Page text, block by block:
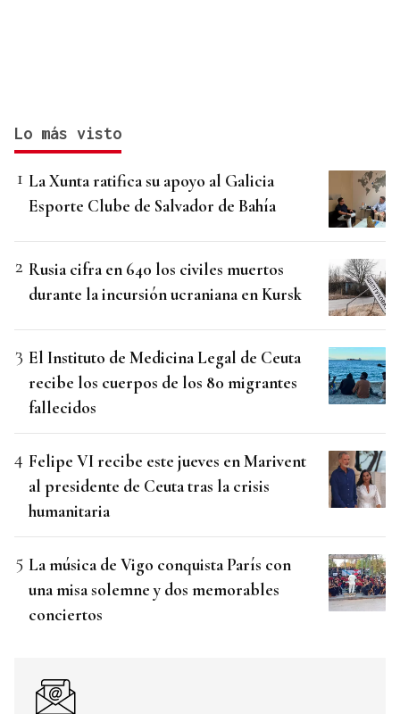
Lo más visto
La Xunta ratifica su apoyo al Galicia
Esporte Clube de Salvador de Bahía
Rusia cifra en 640 los civiles muertos
durante la incursión ucraniana en Kursk
El Instituto de Medicina Legal de Ceuta
recibe los cuerpos de los 80 migrantes
fallecidos
Felipe VI recibe este jueves en Marivent
al presidente de Ceuta tras la crisis
humanitaria
La música de Vigo conquista París con
una misa solemne y dos memorables
conciertos